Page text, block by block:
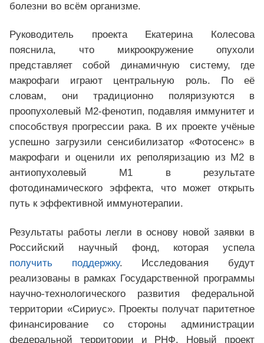
болезни во всём организме.
Руководитель проекта Екатерина Колесова
пояснила, что микроокружение опухоли
представляет собой динамичную систему, где
макрофаги играют центральную роль. По её
словам, они традиционно поляризуются в
проопухолевый M2-фенотип, подавляя иммунитет и
способствуя прогрессии рака. В их проекте учёные
успешно загрузили сенсибилизатор «Фотосенс» в
макрофаги и оценили их реполяризацию из M2 в
антиопухолевый M1 в результате
фотодинамического эффекта, что может открыть
путь к эффективной иммунотерапии.
Результаты работы легли в основу новой заявки в
Российский научный фонд, которая успела
получить поддержку. Исследования будут
реализованы в рамках Государственной программы
научно-технологического развития федеральной
территории «Сириус». Проекты получат паритетное
финансирование со стороны администрации
федеральной территории и РНФ. Новый проект